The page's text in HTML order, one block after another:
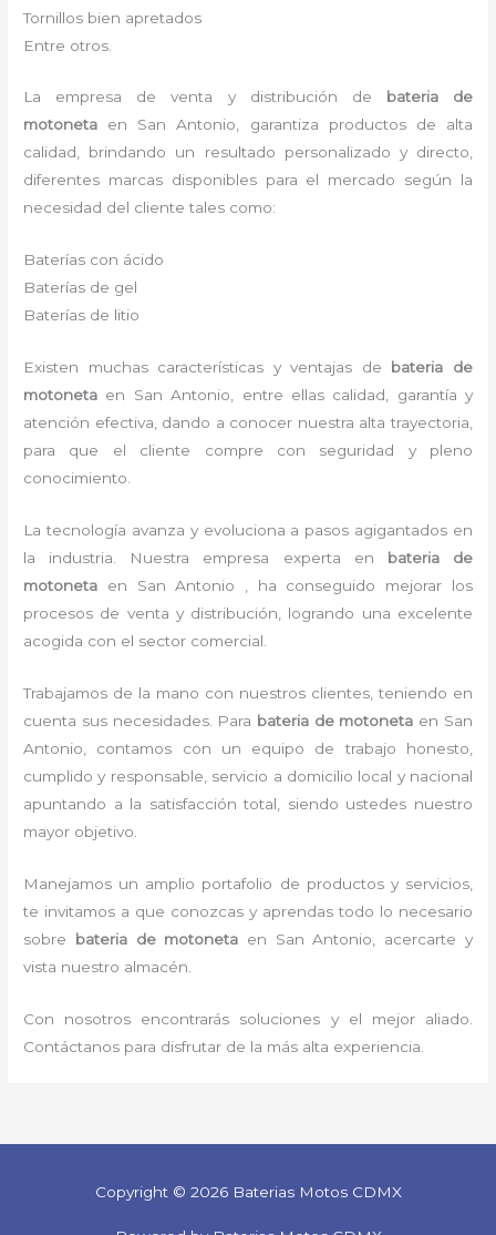
Tornillos bien apretados
Entre otros.
La empresa de venta y distribución de bateria de
motoneta
en San Antonio, garantiza productos de alta
calidad, brindando un resultado personalizado y directo,
diferentes marcas disponibles para el mercado según la
necesidad del cliente tales como:
Baterías con ácido
Baterías de gel
Baterías de litio
Existen muchas características y ventajas de bateria de
motoneta en San Antonio, entre ellas calidad, garantía y
atención efectiva, dando a conocer nuestra alta trayectoria,
para que el cliente compre con seguridad y pleno
conocimiento.
La tecnología avanza y evoluciona a pasos agigantados en
la industria. Nuestra empresa experta en bateria de
motoneta en San Antonio , ha conseguido mejorar los
procesos de venta y distribución, logrando una excelente
acogida con el sector comercial.
Trabajamos de la mano con nuestros clientes, teniendo en
cuenta sus necesidades. Para bateria de motoneta en San
Antonio, contamos con un equipo de trabajo honesto,
cumplido y responsable, servicio a domicilio local y nacional
apuntando a la satisfacción total, siendo ustedes nuestro
mayor objetivo.
Manejamos un amplio portafolio de productos y servicios,
te invitamos a que conozcas y aprendas todo lo necesario
sobre bateria de motoneta en San Antonio, acercarte y
vista nuestro almacén.
Con nosotros encontrarás soluciones y el mejor aliado.
Contáctanos para disfrutar de la más alta experiencia.
Copyright © 2026 Baterias Motos CDMX